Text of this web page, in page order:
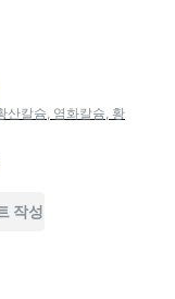
산칼슘, 염화칼슘, 황
작성